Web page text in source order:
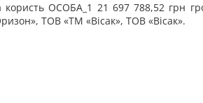
ОСОБА_1 21 697 788,52 грн
ТОВ «ТМ «Вісак», ТОВ «Вісак».